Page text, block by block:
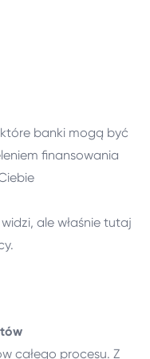
banki mogą być
finansowania
ale właśnie tutaj
całego procesu. Z